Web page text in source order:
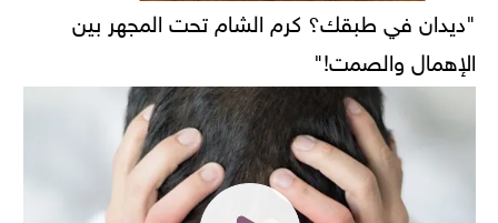
"ديدان في طبقك؟ كرم الشام تحت المجهر بين
الإهمال والصمت!"